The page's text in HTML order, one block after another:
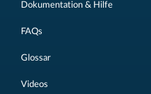
Dokumentation & Hilfe
FAQs
Glossar
Videos